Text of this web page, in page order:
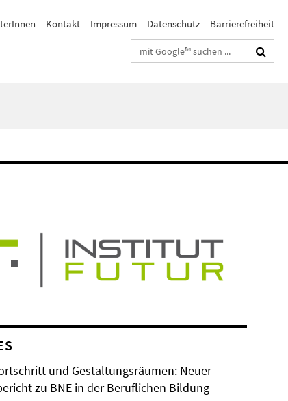
Kontakt Impressum Datenschutz
Barrierefreiheit
Suchbegriffe
und Gestaltungsräumen: Neuer
zu BNE in der Beruflichen Bildung